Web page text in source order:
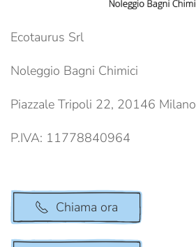
Ecotaurus Srl
Noleggio Bagni Chimici
Piazzale Tripoli 22, 20146 Milano
P.IVA: 11778840964
Chiama ora